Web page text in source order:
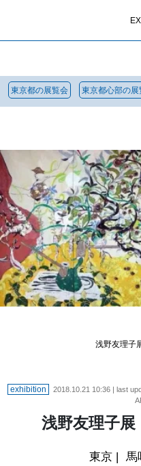
東京都の展覧会 東京都心部の展
浅野友理子
exhibition 2018.10.21 10:36| last
浅野友理子展
東京 | 馬